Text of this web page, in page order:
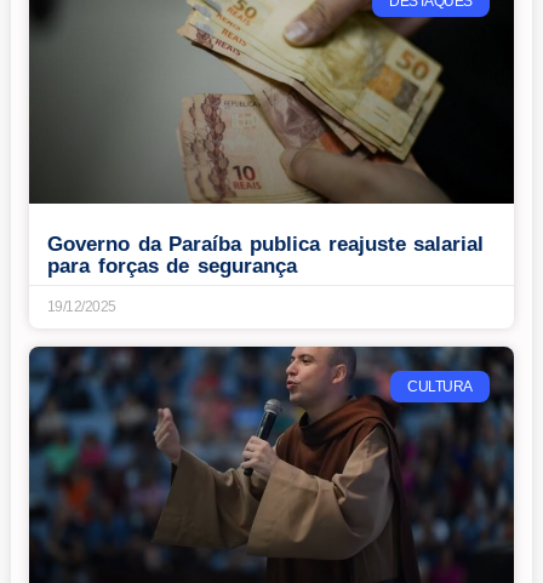
Governo da Paraíba publica reajuste salarial
para forças de segurança
19/12/2025
CULTURA